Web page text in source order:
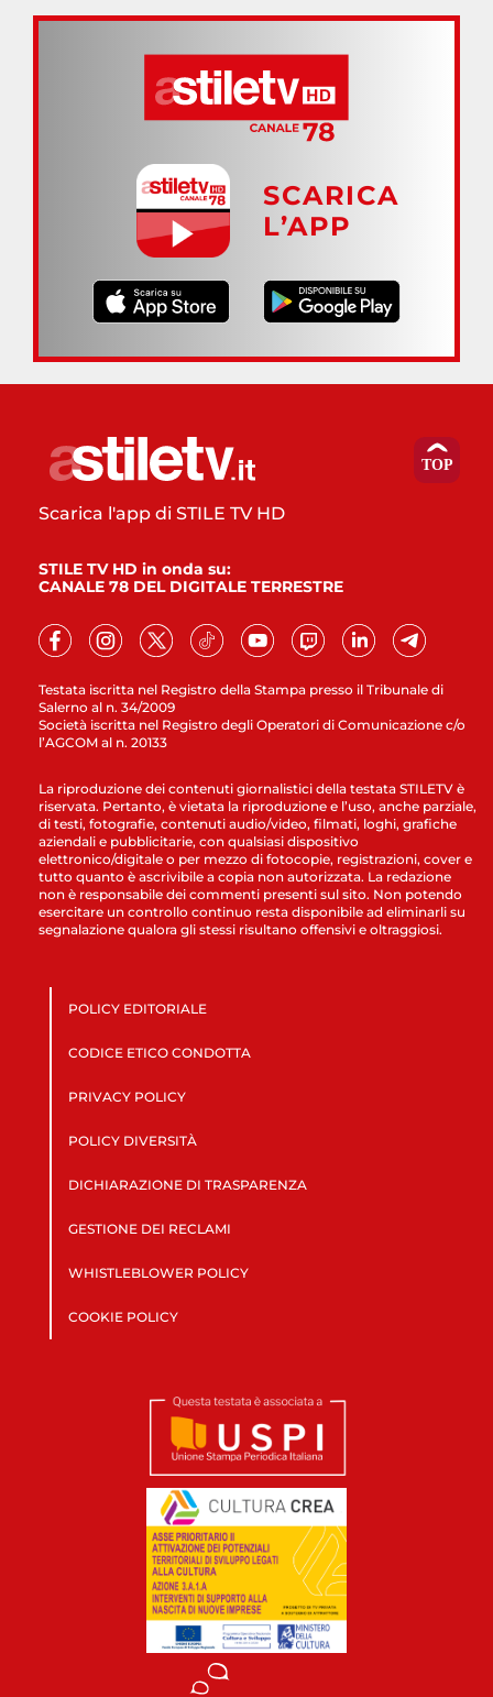
SCARICA
L’APP
Testata iscritta nel Registro della Stampa presso il Tribunale di
Salerno al n. 34/2009
Società iscritta nel Registro degli Operatori di Comunicazione c/o
l’AGCOM al n. 20133
Scarica l'app di STILE TV HD
STILE TV HD in onda su:
CANALE 78 DEL DIGITALE TERRESTRE
La riproduzione dei contenuti giornalistici della testata STILETV è
riservata. Pertanto, è vietata la riproduzione e l’uso, anche parziale,
di testi, fotografie, contenuti audio/video, filmati, loghi, grafiche
aziendali e pubblicitarie, con qualsiasi dispositivo
elettronico/digitale o per mezzo di fotocopie, registrazioni, cover e
tutto quanto è ascrivibile a copia non autorizzata. La redazione
non è responsabile dei commenti presenti sul sito. Non potendo
esercitare un controllo continuo resta disponibile ad eliminarli su
segnalazione qualora gli stessi risultano offensivi e oltraggiosi.
POLICY EDITORIALE
CODICE ETICO CONDOTTA
PRIVACY POLICY
POLICY DIVERSITÀ
DICHIARAZIONE DI TRASPARENZA
GESTIONE DEI RECLAMI
WHISTLEBLOWER POLICY
COOKIE POLICY